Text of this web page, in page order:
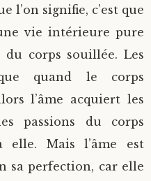
l’on signifie, c’est que
vie intérieure pure
corps souillée. Les
quand le corps
l’âme acquiert les
passions du corps
elle. Mais l’âme est
sa perfection, car elle